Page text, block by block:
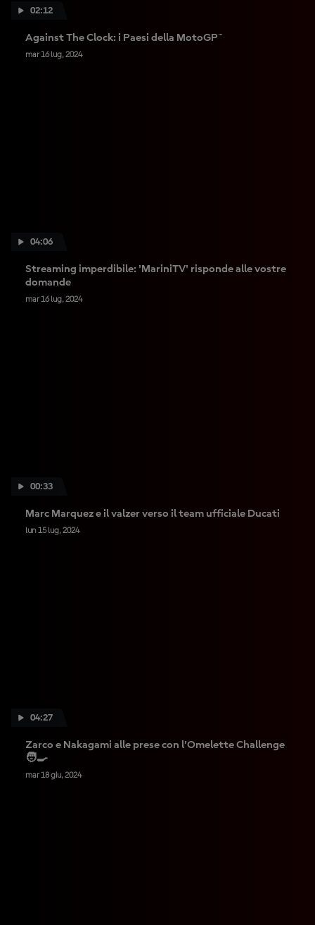
02:12
Against The Clock: i Paesi della MotoGP™
mar 16 lug, 2024
04:06
Streaming imperdibile: 'MariniTV' risponde alle vostre
domande
mar 16 lug, 2024
00:33
Marc Marquez e il valzer verso il team ufficiale Ducati
lun 15 lug, 2024
04:27
Zarco e Nakagami alle prese con l’Omelette Challenge
🧑‍🍳
mar 18 giu, 2024